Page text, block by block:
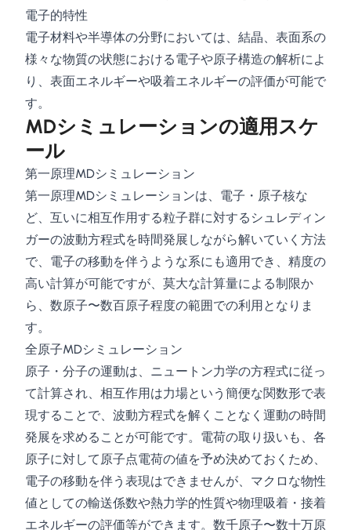
電子的特性
電子材料や半導体の分野においては、結晶、表面系の
様々な物質の状態における電子や原子構造の解析によ
り、表面エネルギーや吸着エネルギーの評価が可能で
す。
MDシミュレーションの適用スケ
ール
第一原理MDシミュレーション
第一原理MDシミュレーションは、電子・原子核な
ど、互いに相互作用する粒子群に対するシュレディン
ガーの波動方程式を時間発展しながら解いていく方法
で、電子の移動を伴うような系にも適用でき、精度の
高い計算が可能ですが、莫大な計算量による制限か
ら、数原子〜数百原子程度の範囲での利用となりま
す。
全原子MDシミュレーション
原子・分子の運動は、ニュートン力学の方程式に従っ
て計算され、相互作用は力場という簡便な関数形で表
現することで、波動方程式を解くことなく運動の時間
発展を求めることが可能です。電荷の取り扱いも、各
原子に対して原子点電荷の値を予め決めておくため、
電子の移動を伴う表現はできませんが、マクロな物性
値としての輸送係数や熱力学的性質や物理吸着・接着
エネルギーの評価等ができます。数千原子〜数十万原